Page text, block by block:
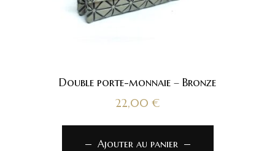
Double porte-monnaie – Bronze
22,00 €
Ajouter au panier